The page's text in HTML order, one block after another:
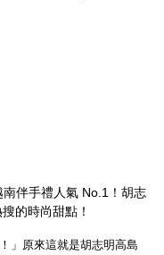
伴手禮人氣 No.1！胡志
的時尚甜點！
」原來這就是胡志明高島